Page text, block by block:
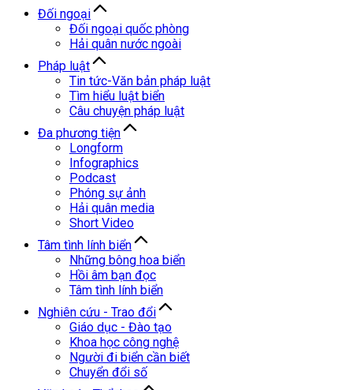
Đối ngoại
Đối ngoại quốc phòng
Hải quân nước ngoài
Pháp luật
Tin tức-Văn bản pháp luật
Tìm hiểu luật biển
Câu chuyện pháp luật
Đa phương tiện
Longform
Infographics
Podcast
Phóng sự ảnh
Hải quân media
Short Video
Tâm tình lính biển
Những bông hoa biển
Hồi âm bạn đọc
Tâm tình lính biển
Nghiên cứu - Trao đổi
Giáo dục - Đào tạo
Khoa học công nghệ
Người đi biển cần biết
Chuyển đổi số